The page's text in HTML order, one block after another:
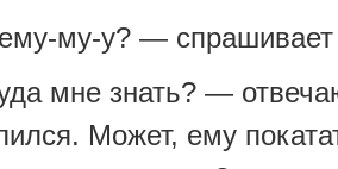
му-у? — спрашивает
мне знать? —
Может, ему